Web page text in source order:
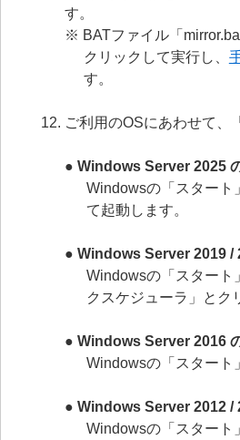
す。
※ BATファイル「
クリックして実行し、
す。
ご利用のOSにあわせて、
● Windows Server 2025
Windowsの「スター
て起動します。
● Windows Server 2019 /
Windowsの「スター
クスケジューラ」とク
● Windows Server 2016
Windowsの「スター
● Windows Server 2012 /
Windowsの「スター